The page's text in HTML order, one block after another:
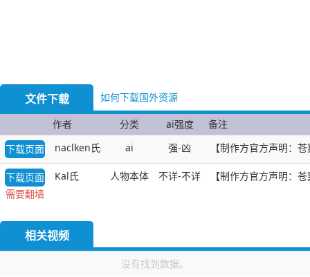
文件下载 如何下载国外资源
作者 分类 ai强度
备注
下载页面
naclken氏 ai 强-凶 【制作方官方声明：
下载页面
需要翻墙
Kal氏 人物本体 不详-不详 【制作方官方声明：
相关视频
没有找到数据。